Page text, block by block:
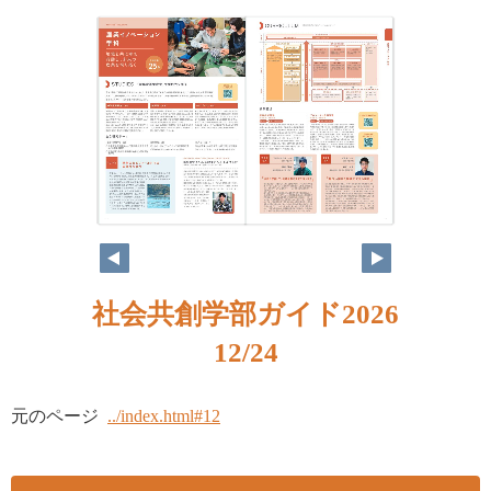
社会共創学部ガイド2026
12/24
元のページ ../index.html#12